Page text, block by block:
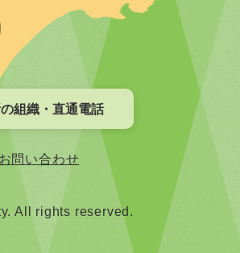
組織・直通電話
お問い合わせ
All rights reserved.